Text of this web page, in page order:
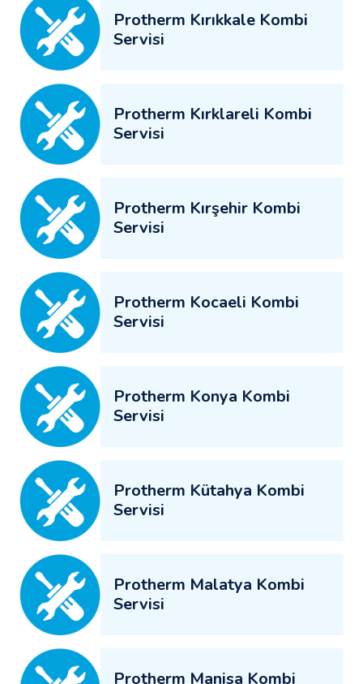
Protherm Kırıkkale Kombi
Servisi
Protherm Kırklareli Kombi
Servisi
Protherm Kırşehir Kombi
Servisi
Protherm Kocaeli Kombi
Servisi
Protherm Konya Kombi
Servisi
Protherm Kütahya Kombi
Servisi
Protherm Malatya Kombi
Servisi
Protherm Manisa Kombi